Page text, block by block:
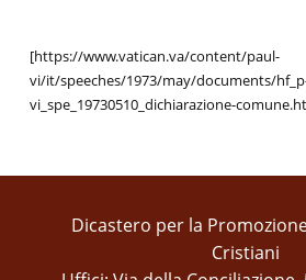
[https://www.vatican.va/content/paul-
vi/it/speeches/1973/may/documents/
vi_spe_19730510_dichiarazione-
Dicastero per la
Cristiani